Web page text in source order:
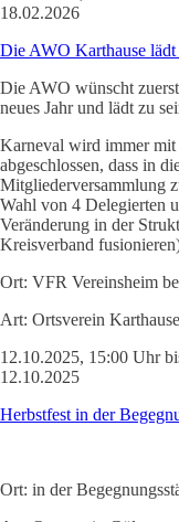
18.02.2026
Die AWO Karthause lädt
Die AWO wünscht
neues Jahr und lädt zu
Karneval wird immer mit
abgeschlossen, dass in
Mitgliederversammlung
Wahl von 4 Delegierten
Veränderung in der
Kreisverband
Ort: VFR Vereinsheim
Art: Ortsverein Karthause
12.10.2025, 15:00 Uhr
12.10.2025
Herbstfest in der
Ort: in der